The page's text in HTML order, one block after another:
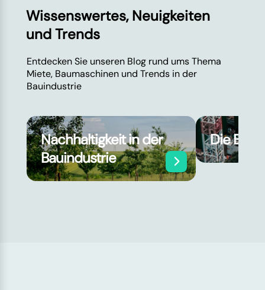
Wissenswertes, Neuigkeiten
und Trends
Entdecken Sie unseren Blog rund ums Thema
Miete, Baumaschinen und Trends in der
Bauindustrie
Nachhaltigkeit in der
Bauindustrie
Die